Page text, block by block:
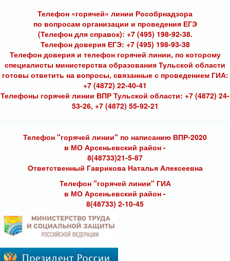
Телефон «горячей» линии Рособрнадзора
по вопросам организации и проведения ЕГЭ
(Телефон для справок): +7 (495) 198-92-38.
Телефон доверия ЕГЭ: +7 (495) 198-93-38
Телефон доверия и телефон горячей линии, по которому
специалисты министерства образования Тульской области
готовы ответить на вопросы, связанные с проведением ГИА:
+7 (4872) 22-40-41
Телефоны горячей линии ВПР Тульской области: +7 (4872) 24-
53-26, +7 (4872) 55-92-21
Телефон "горячей линии" по написанию ВПР-2020
в МО Арсеньевский район -
8(48733)21-5-87
Ответственный Гаврикова Наталья Алексеевна
Телефон "горячей линии" ГИА
в МО Арсеньевский район -
8(48733) 2-10-45